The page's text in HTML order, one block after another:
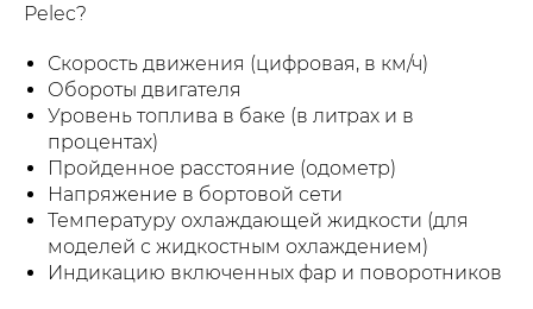
Pelec?
Скорость движения (цифровая, в км/ч)
Обороты двигателя
Уровень топлива в баке (в литрах и в
процентах)
Пройденное расстояние (одометр)
Напряжение в бортовой сети
Температуру охлаждающей жидкости (для
моделей с жидкостным охлаждением)
Индикацию включенных фар и поворотников